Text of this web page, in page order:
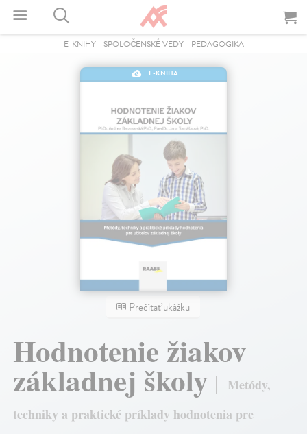
E-KNIHY- SPOLOČENSKÉ VEDY- PEDAGOGIKA
E-KNIHA
Prečítať ukážku
Hodnotenie žiakov
základnej školy
Metódy,
techniky a praktické príklady hodnotenia pre